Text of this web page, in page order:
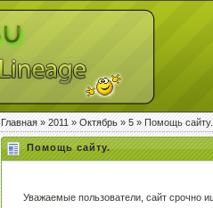
Главная»2011 » Октябрь » 5» Помощь сайту.
Помощь сайту.
Уважаемые пользователи, сайт срочно